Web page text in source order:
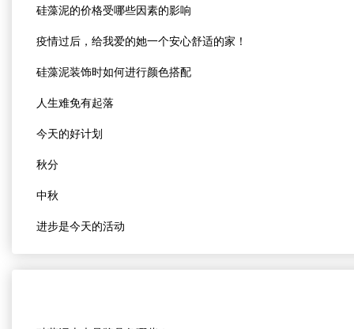
硅藻泥的价格受哪些因素的影响
疫情过后，给我爱的她一个安心舒适的家！
硅藻泥装饰时如何进行颜色搭配
人生难免有起落
今天的好计划
秋分
中秋
进步是今天的活动